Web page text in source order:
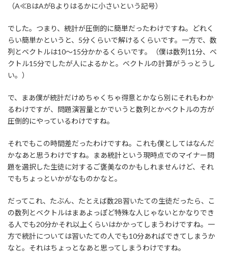
（A≪BはAがBよりはるかに小さいという記号）
でした。つまり、統計が圧倒的に簡単だったわけですね。どれく
らい簡単かというと、5分くらいで解けるくらいです。一方で、数
列とベクトルは10～15分かかるくらいです。（僕は数列11分、ベ
クトル15分でしたが人によるかと。ベクトルの計算がうっとうし
い。）
で、まあ僕が統計だけめちゃくちゃ得意とかなら別にそれもわか
るわけですが、問題演習量とかでいうと数列とかベクトルの方が
圧倒的にやっているわけですね。
それでもこの時間差だったわけですね。これも僕としてはなんだ
かなあと思うわけですね。まあ統計という現時点でのマイナー問
題を選択した生徒に対するご褒美なのかもしれませんけど、それ
でもちょっといかがなものかなと。
だってこれ、たぶん、たとえば数2B習いたての生徒だったら、こ
の数列とベクトルはまあよっぽど特殊な人じゃないとかなりでき
る人でも20分かそれ以上くらいはかかってしまうわけですね。一
方で統計については習いたての人でも10分あればできてしまうか
なと。それはちょっとなあと思ってしまうわけですね。